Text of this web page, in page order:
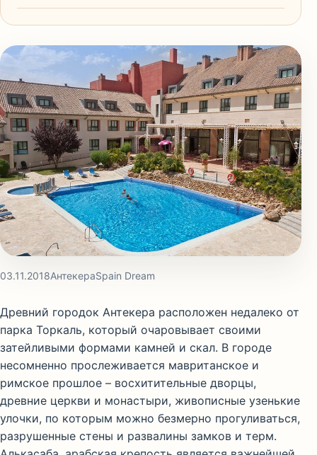
03.11.2018АнтекераSpain Dream
Древний городок Антекера расположен недалеко от
парка Торкаль, который очаровывает своими
затейливыми формами камней и скал. В городе
несомненно прослеживается мавританское и
римское прошлое – восхитительные дворцы,
древние церкви и монастыри, живописные узенькие
улочки, по которым можно безмерно прогуливаться,
разрушенные стены и развалины замков и терм.